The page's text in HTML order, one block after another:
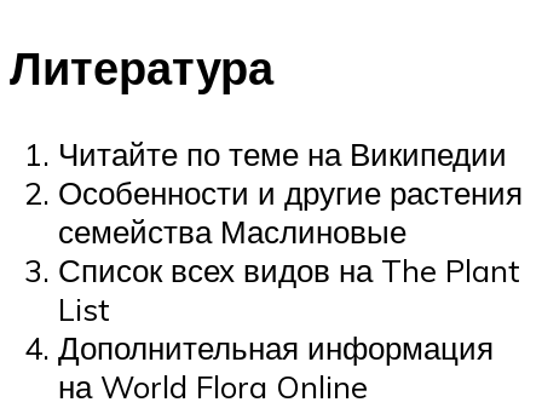
Литература
Читайте по теме на Википедии
Особенности и другие растения
семейства Маслиновые
Список всех видов на The Plant
List
Дополнительная информация
на World Flora Online